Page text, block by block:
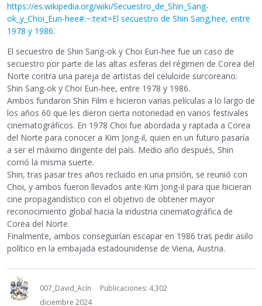
https://es.wikipedia.org/wiki/Secuestro_de_Shin_Sang-
ok_y_Choi_Eun-hee#:~:text=El secuestro de Shin Sang,hee, entre
1978 y 1986.
El secuestro de Shin Sang-ok y Choi Eun-hee fue un caso de
secuestro por parte de las altas esferas del régimen de Corea del
Norte contra una pareja de artistas del celuloide surcoreano:
Shin Sang-ok y Choi Eun-hee, entre 1978 y 1986.
Ambos fundaron Shin Film e hicieron varias películas a lo largo de
los años 60 que les dieron cierta notoriedad en varios festivales
cinematográficos.​ En 1978 Choi fue abordada y raptada a Corea
del Norte para conocer a Kim Jong-il, quien en un futuro pasaría
a ser el máximo dirigente del país. Medio año después, Shin
corrió la misma suerte.
Shin, tras pasar tres años recluido en una prisión, se reunió con
Choi, y ambos fueron llevados ante Kim Jong-il para que hicieran
cine propagandístico con el objetivo de obtener mayor
reconocimiento global hacia la industria cinematográfica de
Corea del Norte.
Finalmente, ambos conseguirían escapar en 1986 tras pedir asilo
político en la embajada estadounidense de Viena, Austria.
007_David_Acín
Publicaciones: 4,302
diciembre 2024